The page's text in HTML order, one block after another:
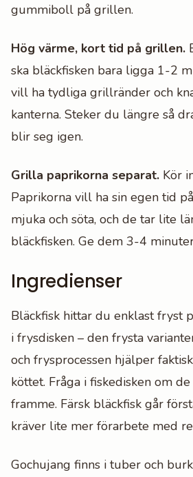
gummiboll på grillen.
Hög värme, kort tid på grillen.
ska bläckfisken bara ligga 1-2
vill ha tydliga grillränder och
kanterna. Steker du längre så
blir seg igen.
Grilla paprikorna separat. Kör
Paprikorna vill ha sin egen tid
mjuka och söta, och de tar lite
bläckfisken. Ge dem 3-4
Ingredienser
Bläckfisk hittar du enklast fryst
i frysdisken – den frysta
och frysprocessen hjälper
köttet. Fråga i fiskedisken om
framme. Färsk bläckfisk går
kräver lite mer förarbete med
Gochujang finns i tuber och